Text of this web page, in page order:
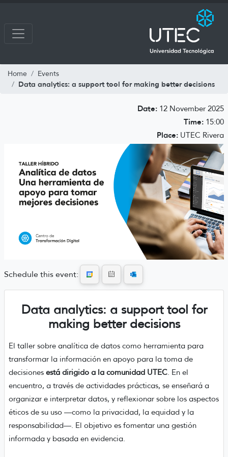
Home Events
Data analytics: a support tool for making better decisions
Date: 12 November 2025
Time: 15:00
Place: UTEC Rivera
Schedule this event:
Data analytics: a support tool for
making better decisions
El taller sobre analítica de datos como herramienta para
transformar la información en apoyo para la toma de
decisiones está dirigido a la comunidad UTEC. En el
encuentro, a través de actividades prácticas, se enseñará a
organizar e interpretar datos, y reflexionar sobre los aspectos
éticos de su uso —como la privacidad, la equidad y la
responsabilidad—. El objetivo es fomentar una gestión
informada y basada en evidencia.